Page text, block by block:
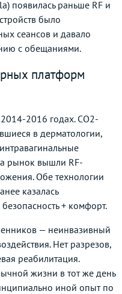
появилась раньше RF и
было
сеансов и давало
с обещаниями.
платформ
2016 годах. CO2-
в дерматологии,
рынок вышли RF-
Обе технологии
казалась
+ комфорт.
— неинвазивный
Нет разрезов,
реабилитация.
жизни в тот же день
иной опыт по